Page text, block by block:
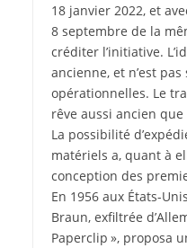
18 janvier 2022, et
8 septembre de la
créditer l’initiative.
ancienne, et n’est
opérationnelles. Le
rêve aussi ancien
La possibilité
matériels a, quant à
conception des
En 1956 aux États-­
Braun, exfiltrée
Paperclip », proposa